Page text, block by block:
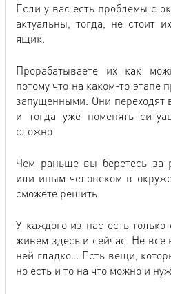
Если у вас есть проблемы с
актуальны, тогда, не стоит
ящик.
Прорабатываете их как
потому что на каком-то этапе
запущенными. Они переходят
и тогда уже поменять
сложно.
Чем раньше вы беретесь за
или иным человеком в
сможете решить.
У каждого из нас есть
живем здесь и сейчас. Не все
ней гладко… Есть вещи,
но есть и то на что можно и